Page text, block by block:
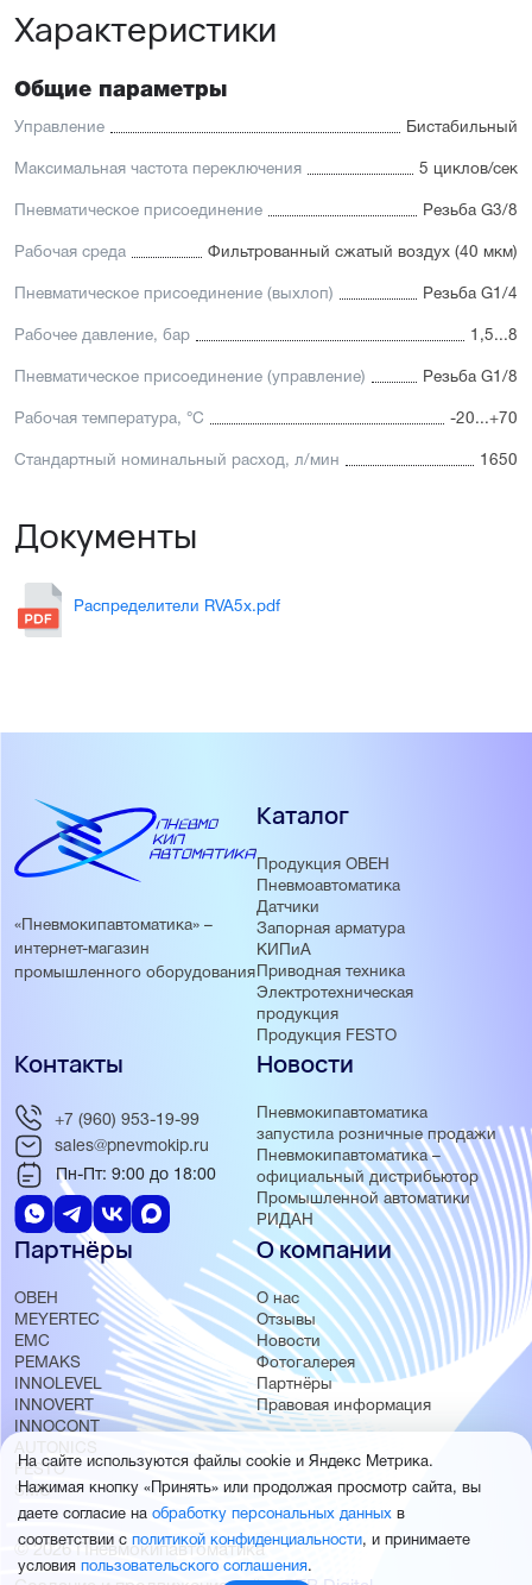
Характеристики
Общие параметры
Управление Бистабильный
Максимальная частота переключения 5 циклов/сек
Пневматическое присоединение Резьба G3/8
Рабочая среда Фильтрованный сжатый воздух (40 мкм)
Пневматическое присоединение (выхлоп) Резьба G1/4
Рабочее давление, бар 1,5...8
Пневматическое присоединение (управление) Резьба G1/8
Рабочая температура, °С -20...+70
Стандартный номинальный расход, л/мин 1650
Документы
Распределители RVA5x.pdf
«Пневмокипавтоматика» –
интернет-магазин
промышленного оборудования
Каталог
Продукция ОВЕН
Пневмоавтоматика
Датчики
Запорная арматура
КИПиА
Приводная техника
Электротехническая
продукция
Продукция FESTO
Новости
Пневмокипавтоматика
запустила розничные продажи
Пневмокипавтоматика –
официальный дистрибьютор
Промышленной автоматики
РИДАН
Партнёры
ОВЕН
MEYERTEC
EMC
PEMAKS
INNOLEVEL
INNOVERT
INNOCONT
AUTONICS
FESTO
SMC
О компании
О нас
Отзывы
Новости
Фотогалерея
Партнёры
Правовая информация
Контакты
+7 (960) 953-19-99
sales@pnevmokip.ru
Пн-Пт: 9:00 до 18:00
© 2026 Пневмокипавтоматика
На сайте используются файлы cookie и Яндекс Метрика.
Нажимая кнопку «Принять» или продолжая просмотр сайта, вы
даете согласие на обработку персональных данных в
соответствии с политикой конфиденциальности, и принимаете
условия пользовательского соглашения.